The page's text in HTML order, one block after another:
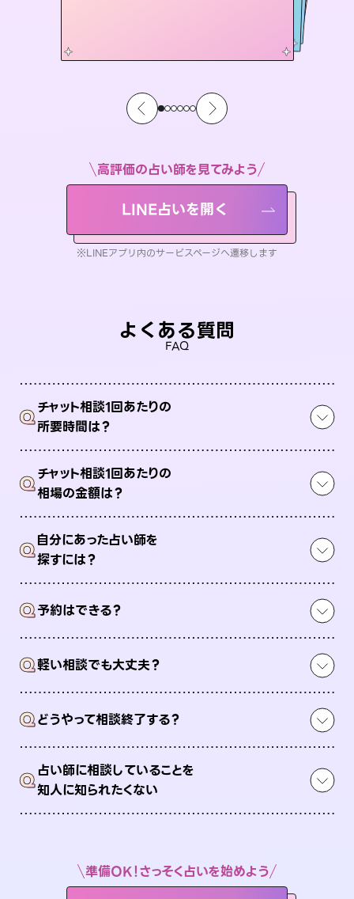
高評価の占い師を見てみよう
LINE占いを開く
※LINEアプリ内のサービスページへ遷移します
よくある質問
FAQ
Qチャット相談1回あたりの
所要時間は？
Qチャット相談1回あたりの
相場の金額は？
Q自分にあった占い師を
探すには？
Q予約はできる？
Q軽い相談でも大丈夫？
Qどうやって相談終了する？
Q占い師に相談していることを
知人に知られたくない
準備OK！さっそく占いを始めよう